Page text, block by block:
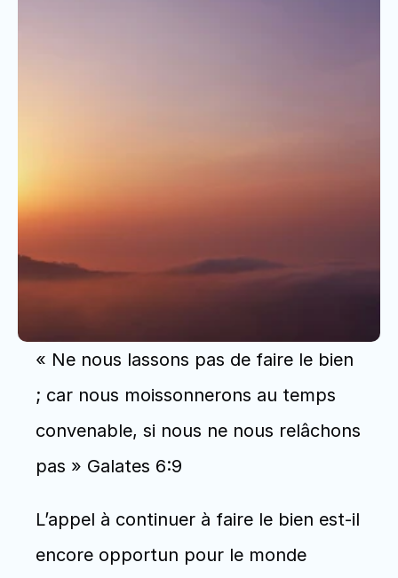
« Ne nous lassons pas de faire le bien
; car nous moissonnerons au temps
convenable, si nous ne nous relâchons
pas » Galates 6:9
L’appel à continuer à faire le bien est-il
encore opportun pour le monde